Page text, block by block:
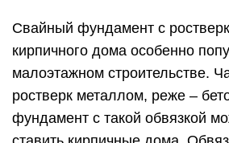
Свайный фундамент с
кирпичного дома особенно
малоэтажном строительстве.
ростверк металлом, реже –
фундамент с такой обвязкой